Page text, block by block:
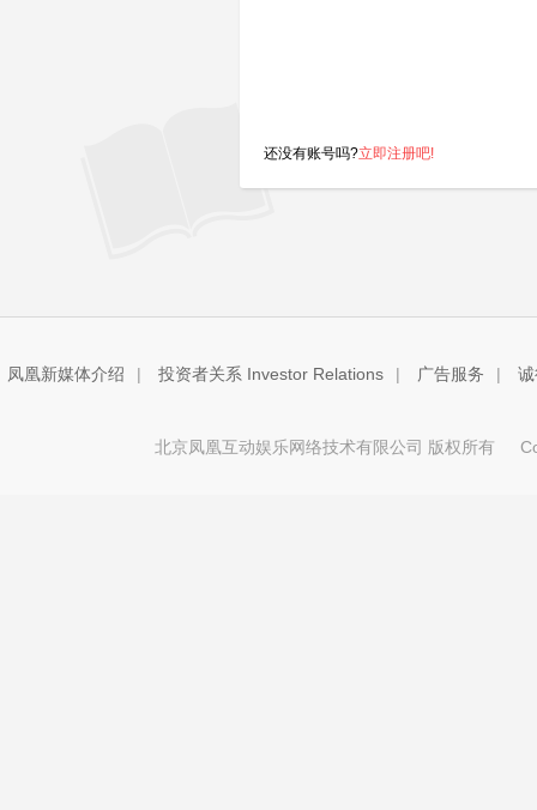
还没有账号吗?立即注册吧!
凤凰新媒体介绍 | 投资者关系 Investor Relations | 广告服务 |
北京凤凰互动娱乐网络技术有限公司 版权所有